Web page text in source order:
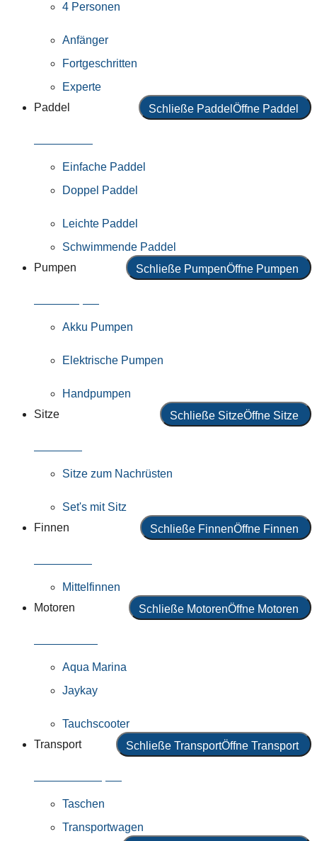
4 Personen
Anfänger
Fortgeschritten
Experte
Paddel
Schließe Paddel Öffne Paddel
Einfache Paddel
Doppel Paddel
Leichte Paddel
Schwimmende Paddel
Pumpen
Schließe PumpenÖffne Pumpen
Akku Pumpen
Elektrische Pumpen
Handpumpen
Sitze
Schließe SitzeÖffne Sitze
Sitze zum Nachrüsten
Set's mit Sitz
Finnen
Schließe FinnenÖffne Finnen
Mittelfinnen
Motoren
Schließe MotorenÖffne Motoren
Aqua Marina
Jaykay
Tauchscooter
Transport
Schließe TransportÖffne Transport
Taschen
Transportwagen